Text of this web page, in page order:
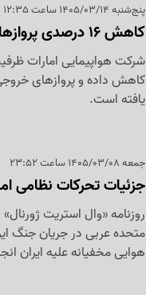
پنج‌شنبه 1405/03/14 ساعت 12:35
کاهش 16 درصدی پروازهای امارات؛ افت شدید ترافیک فرودگاه دوبی
یافته است.
جمعه 1405/03/08 ساعت 23:52
جزئیات تحرکات نظامی
روزنامه «وال استریت
متحده عربی در جریان جنگ
هوایی مخفیانه علیه ایران